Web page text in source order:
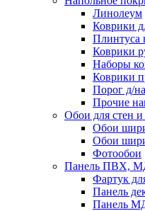
Линолеум
Коврики
Плинтуса
Коврики
Наборы
Коврики
Порог д/
Прочие
Обои для стен и
Обои
Обои
Фотообои
Панель ПВХ,
Фартук
Панель
Панель